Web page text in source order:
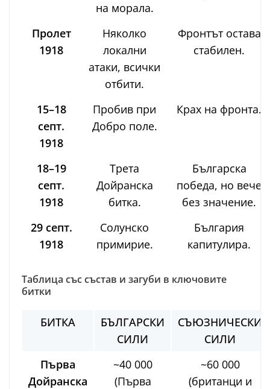
на морала.
Пролет
1918
Няколко
локални
атаки, всички
отбити.
Фронтът остава
стабилен.
15–18
септ.
1918
Пробив при
Добро поле.
Крах на фронта.
18–19
септ.
1918
Трета
Дойранска
битка.
Българска
победа, но вече
без значение.
29 септ.
1918
Солунско
примирие.
България
капитулира.
Таблица със състав и загуби в ключовите
битки
БИТКА
БЪЛГАРСКИ
СИЛИ
СЪЮЗНИЧЕСКИ
СИЛИ
Първа
Дойранска
~40 000
(Първа
~60 000
(британци и